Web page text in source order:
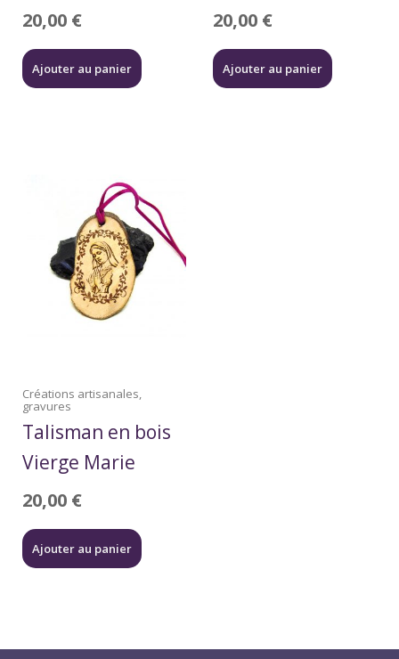
20,00 €
Ajouter au panier
20,00 €
Ajouter au panier
Créations artisanales,
gravures
Talisman en bois
Vierge Marie
20,00 €
Ajouter au panier